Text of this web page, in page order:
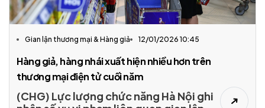
Gian lận thương mại & Hàng giả 12/01/2026 10:45
Hàng giả, hàng nhái xuất hiện nhiều hơn trên
thương mại điện tử cuối năm
(CHG) Lực lượng chức năng Hà Nội ghi